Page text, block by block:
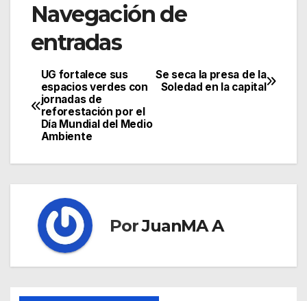
Navegación de
entradas
Se seca la presa de la
Soledad en la capital
UG fortalece sus
espacios verdes con
jornadas de
reforestación por el
Día Mundial del Medio
Ambiente
PorJuanMA A